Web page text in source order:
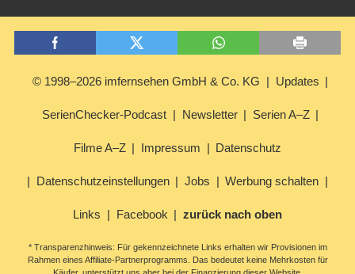
© 1998–2026 imfernsehen GmbH & Co. KG Updates
SerienChecker-Podcast Newsletter Serien A–Z
Filme A–Z Impressum Datenschutz
Datenschutzeinstellungen Jobs Werbung schalten
Links Facebook zurück nach oben
* Transparenzhinweis: Für gekennzeichnete Links erhalten wir Provisionen im
Rahmen eines Affiliate-Partnerprogramms. Das bedeutet keine Mehrkosten für